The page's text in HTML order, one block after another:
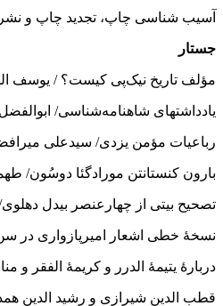
آسیب شناسی چاپ، تجدید چاپ و نشر و توزیع کتاب
جستار
مؤلف تاریخ نیک‌پی کیست؟ / یوسف
یادداشتهای شاهنامه‌شناسی/ ابوالفضل
رباعیات مؤمن یزدی/ سیدعلی
بارون كنستانتن مورادگئا دوسُون/
تصحیح بیتی از چهارعنصر بیدل دهلوی/
نسخۀ خطی اشعار امیرپازواری در
دربارۀ یتیمۀ الدرر و کریمۀ الفقر و
قطب الدین شیرازی و رشید الدین